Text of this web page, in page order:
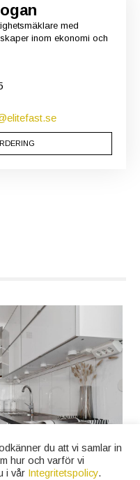
med
inom ekonomi och
du att vi samlar in
hur och varför vi
i vår Integritetspolicy.